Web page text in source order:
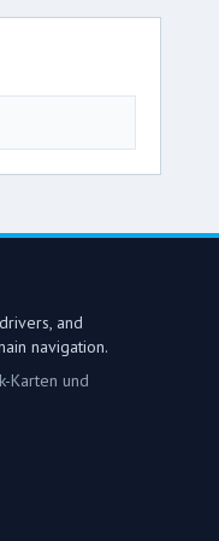
and
navigation.
Karten und